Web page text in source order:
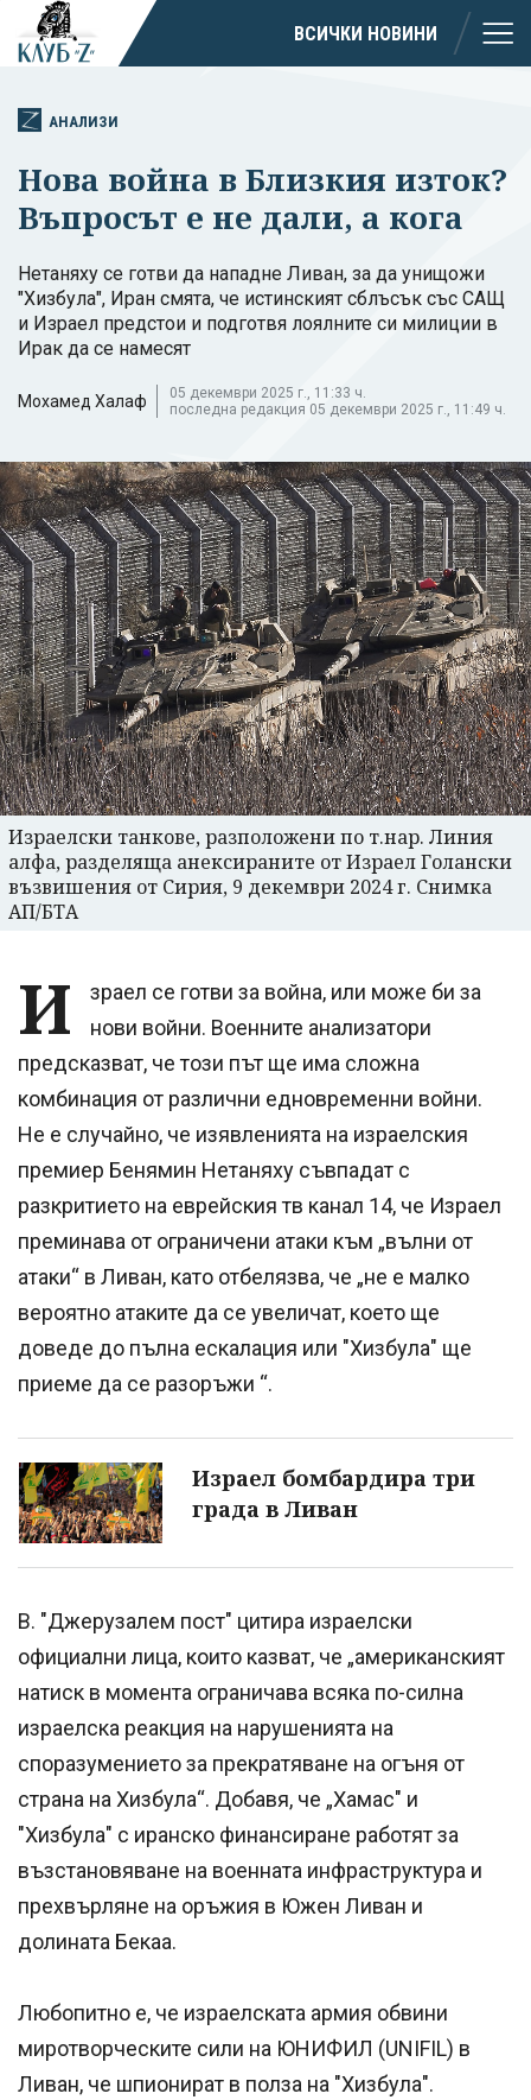
ВСИЧКИ НОВИНИ
АНАЛИЗИ
Нова война в Близкия изток?
Въпросът е не дали, а кога
Нетаняху се готви да нападне Ливан, за да унищожи
"Хизбула", Иран смята, че истинският сблъсък със САЩ
и Израел предстои и подготвя лоялните си милиции в
Ирак да се намесят
Мохамед Халаф
05 декември 2025 г., 11:33 ч.
последна редакция 05 декември 2025 г., 11:49 ч.
Израелски танкoве, разположени по т.нар. Линия
алфа, разделяща анексираните от Израел Голански
възвишения от Сирия, 9 декември 2024 г. Снимка
АП/БТА
И
зраел се готви за война, или може би за
нови войни. Военните анализатори
предсказват, че този път ще има сложна
комбинация от различни едновременни войни.
Не е случайно, че изявленията на израелския
премиер Бенямин Нетаняху съвпадат с
разкритието на еврейския тв канал 14, че Израел
преминава от ограничени атаки към „вълни от
атаки“ в Ливан, като отбелязва, че „не е малко
вероятно атаките да се увеличат, което ще
доведе до пълна ескалация или "Хизбула" ще
приеме да се разоръжи “.
Израел бомбардира три
града в Ливан
В. "Джерузалем пост" цитира израелски
официални лица, които казват, че „американският
натиск в момента ограничава всяка по-силна
израелска реакция на нарушенията на
споразумението за прекратяване на огъня от
страна на Хизбула“. Добавя, че „Хамас" и
"Хизбула" с иранско финансиране работят за
възстановяване на военната инфраструктура и
прехвърляне на оръжия в Южен Ливан и
долината Бекаа.
Любопитно е, че израелската армия обвини
миротворческите сили на ЮНИФИЛ (UNIFIL) в
Ливан, че шпионират в полза на "Хизбула".